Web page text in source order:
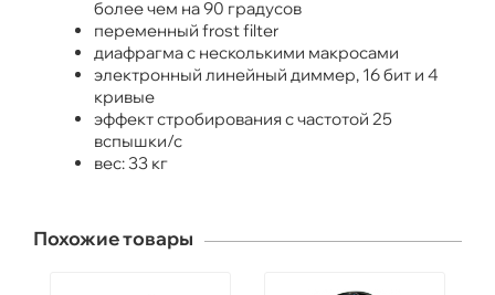
более чем на 90 градусов
переменный frost filter
диафрагма с несколькими макросами
электронный линейный диммер, 16 бит и 4
кривые
эффект стробирования с частотой 25
вспышки/с
вес: 33 кг
Похожие товары